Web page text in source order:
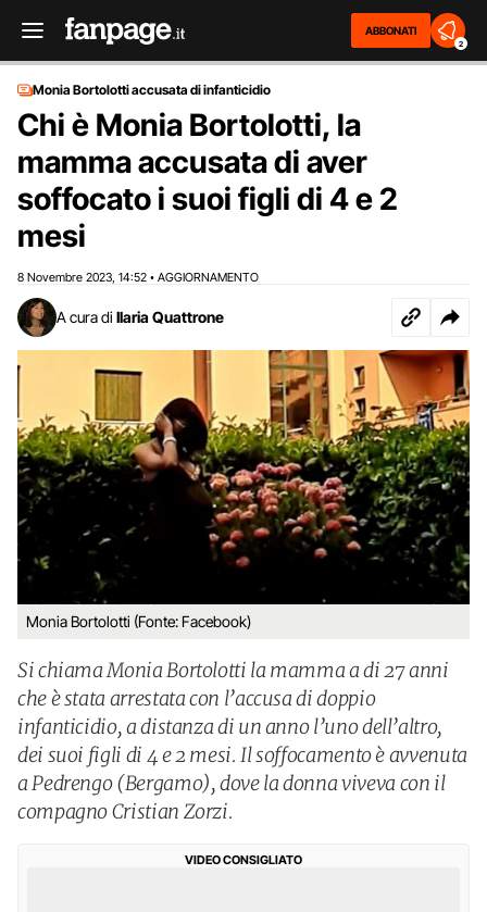
ABBONATI
2
Monia Bortolotti accusata di infanticidio
Chi è Monia Bortolotti, la
mamma accusata di aver
soffocato i suoi figli di 4 e 2
mesi
8 Novembre 2023 14:52 • AGGIORNAMENTO
A cura di Ilaria Quattrone
Monia Bortolotti (Fonte: Facebook)
Si chiama Monia Bortolotti la mamma a di 27 anni
che è stata arrestata con l’accusa di doppio
infanticidio, a distanza di un anno l’uno dell’altro,
dei suoi figli di 4 e 2 mesi. Il soffocamento è avvenuta
a Pedrengo (Bergamo), dove la donna viveva con il
compagno Cristian Zorzi.
VIDEO CONSIGLIATO